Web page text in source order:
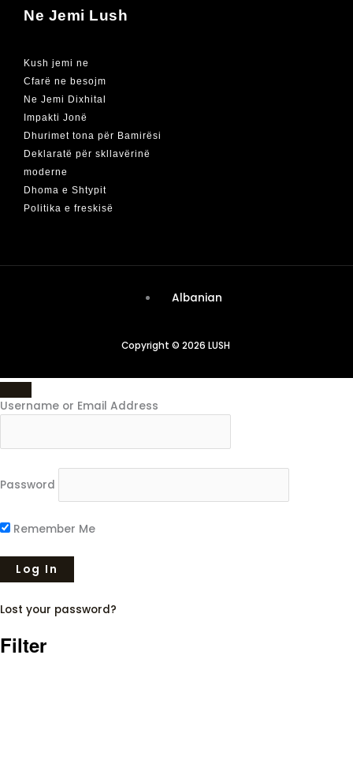
Ne Jemi Lush
Kush jemi ne
Cfarë ne besojm
Ne Jemi Dixhital
Impakti Jonë
Dhurimet tona për Bamirësi
Deklaratë për skllavërinë
moderne
Dhoma e Shtypit
Politika e freskisë
Albanian
Copyright © 2026 LUSH
Username or Email Address
Password
Remember Me
Lost your password?
Filter